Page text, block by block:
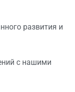
развития и
с нашими